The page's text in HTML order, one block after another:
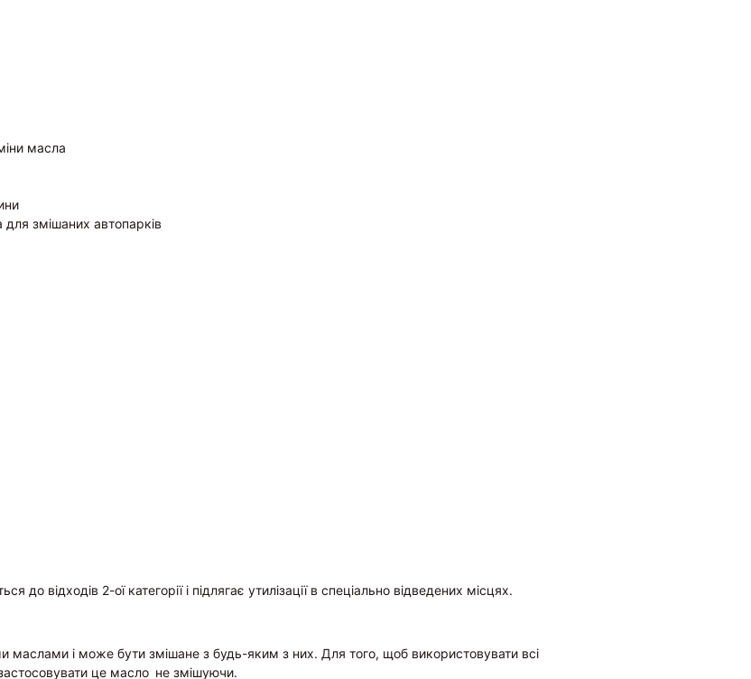
масла
для змішаних автопарків
до відходів 2-ої категорії і підлягає утилізації в спеціально відведених місцях.
маслами і може бути змішане з будь-яким з них. Для того, щоб використовувати всі
це масло не змішуючи.